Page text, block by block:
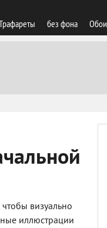
без фона Обои
визуально
иллюстрации